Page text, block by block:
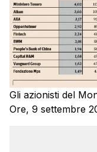
Gli azionisti del
Ore, 9 settembre